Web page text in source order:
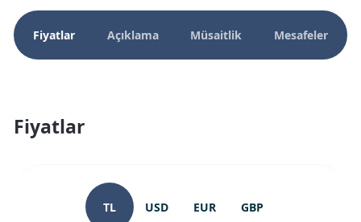
Fiyatlar Açıklama Müsaitlik Mesafeler
Fiyatlar
TL USD EUR GBP